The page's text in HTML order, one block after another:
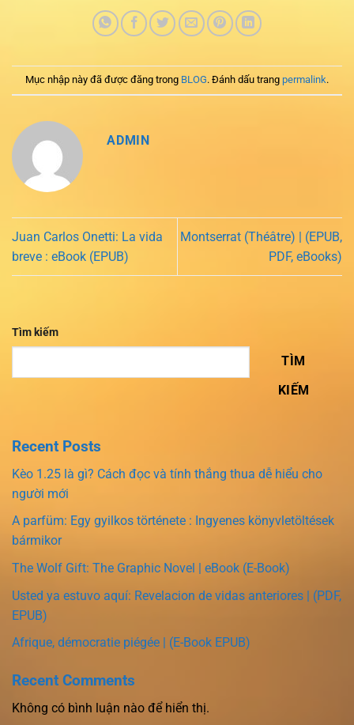
Mục nhập này đã được đăng trong BLOG. Đánh dấu trang permalink.
ADMIN
Juan Carlos Onetti: La vida
breve : eBook (EPUB)
Montserrat (Théâtre) | (EPUB,
PDF, eBooks)
Tìm kiếm
TÌM
KIẾM
Recent Posts
Kèo 1.25 là gì? Cách đọc và tính thắng thua dễ hiểu cho
người mới
A parfüm: Egy gyilkos története : Ingyenes könyvletöltések
bármikor
The Wolf Gift: The Graphic Novel | eBook (E-Book)
Usted ya estuvo aquí: Revelacion de vidas anteriores | (PDF,
EPUB)
Afrique, démocratie piégée | (E-Book EPUB)
Recent Comments
Không có bình luận nào để hiển thị.